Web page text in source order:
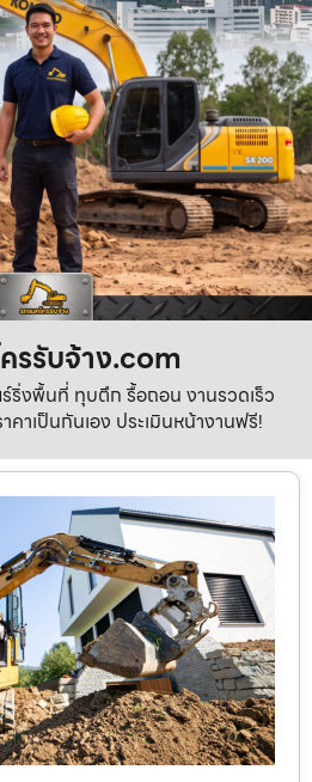
รรับจ้าง.com
ริ่งพื้นที่ ทุบตึก รื้อถอน งานรวดเร็ว
าเป็นกันเอง ประเมินหน้างานฟรี!